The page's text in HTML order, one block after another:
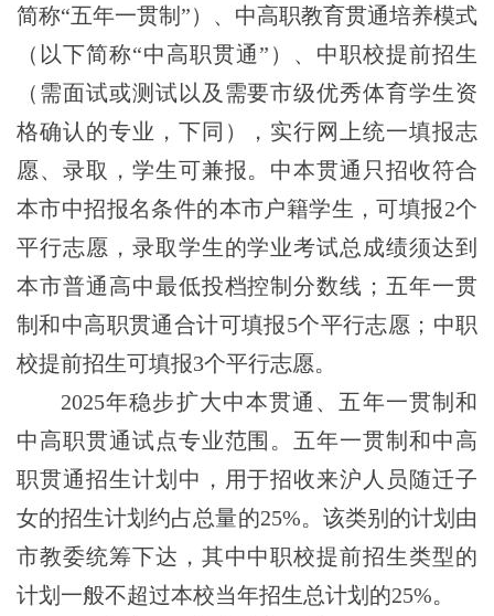
简称“五年一贯制”）、中高职教育贯通培养模式
（以下简称“中高职贯通”）、中职校提前招生
（需面试或测试以及需要市级优秀体育学生资
格确认的专业，下同），实行网上统一填报志
愿、录取，学生可兼报。中本贯通只招收符合
本市中招报名条件的本市户籍学生，可填报2个
平行志愿，录取学生的学业考试总成绩须达到
本市普通高中最低投档控制分数线；五年一贯
制和中高职贯通合计可填报5个平行志愿；中职
校提前招生可填报3个平行志愿。
2025年稳步扩大中本贯通、五年一贯制和
中高职贯通试点专业范围。五年一贯制和中高
职贯通招生计划中，用于招收来沪人员随迁子
女的招生计划约占总量的25%。该类别的计划由
市教委统筹下达，其中中职校提前招生类型的
计划一般不超过本校当年招生总计划的25%。